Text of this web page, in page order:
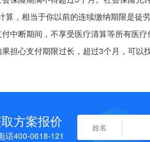
算，相当于你以前的连续缴纳期限是徒
中断期间，不享受医疗清算等所有医疗
担心支付期限过长，超过3个月，可以
方案报价
话400-0618-121